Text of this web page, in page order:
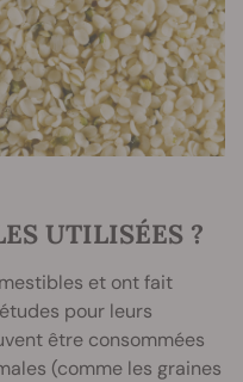
UTILISÉES ?
et ont fait
pour leurs
être consommées
(comme les graines